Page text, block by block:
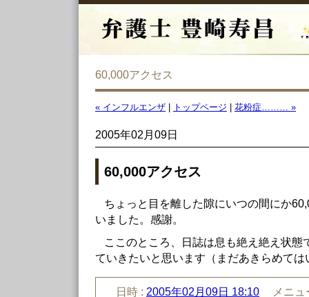
60,000アクセス
« インフルエンザ トップページ 花粉症……… »
2005年02月09日
60,000アクセス
ちょっと目を離した隙にいつの間にか
いました。感謝。
ここのところ、日誌は息も絶え絶え状態
ていきたいと思います（まだあきらめては
日時 : 2005年02月09日 18:10 メニ